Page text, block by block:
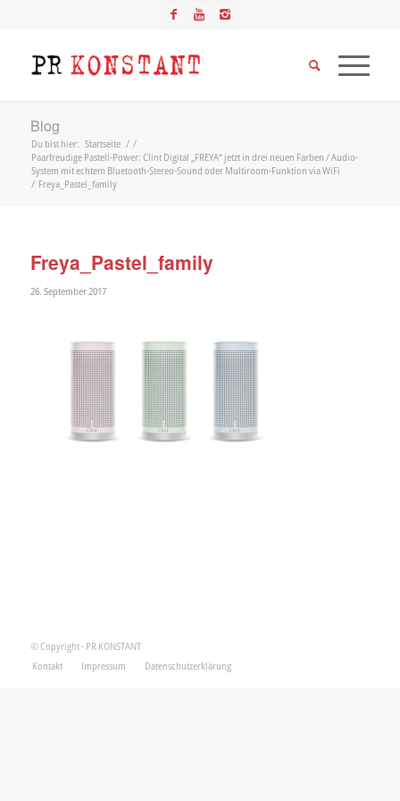
Blog
Du bist hier: Startseite / /
Paarfreudige Pastell-Power: Clint Digital „FREYA“ jetzt in drei neuen Farben / Audio-
System mit echtem Bluetooth-Stereo-Sound oder Multiroom-Funktion via WiFi
/ Freya_Pastel_family
Freya_Pastel_family
26. September 2017
© Copyright - PR KONSTANT
Kontakt
Impressum Datenschutzerklärung